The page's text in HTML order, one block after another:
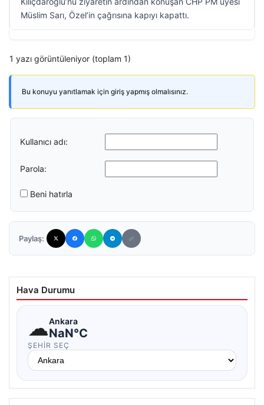
Müslim Sarı, Özel’in çağrısına kapıyı kapattı.
1 yazı görüntüleniyor (toplam 1)
Bu konuyu yanıtlamak için giriş yapmış olmalısınız.
Kullanıcı adı:
Parola:
Beni hatırla
Paylaş:
Hava Durumu
☁Ankara
NaN°C
ŞEHIR SEÇ